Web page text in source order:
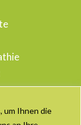
um Ihnen die